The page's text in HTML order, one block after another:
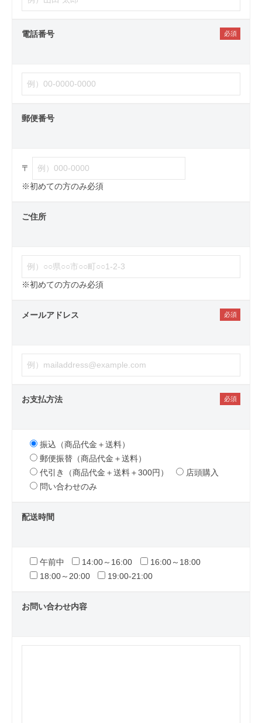
電話番号
郵便番号
〒
※初めての方のみ必須
ご住所
※初めての方のみ必須
メールアドレス
お支払方法
振込（商品代金＋送料）
郵便振替（商品代金＋送料）
代引き（商品代金＋送料＋300円）
店頭購入
問い合わせのみ
配送時間
午前中 14:00～16:00
16:00～18:00
18:00～20:00
19:00-21:00
お問い合わせ内容